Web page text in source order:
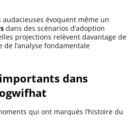
évoquent même un
dans des scénarios d’adoption
projections relèvent davantage de
de l’analyse fondamentale
dans
qui ont marqués l’histoire du